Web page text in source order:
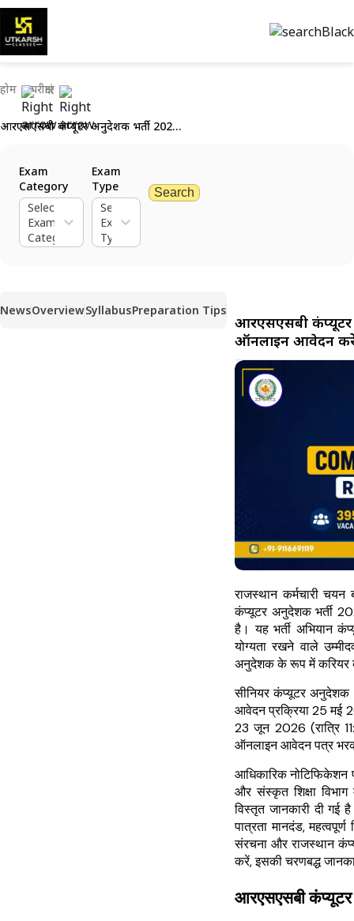
होम परीक्षाएं
आरएसएसबी कंप्यूटर अनुदेशक भर्ती 2026: 3951 रिक्तियां घोषित; ऑनलाइन आवेदन करें!
Exam
Category
Select
Exam
Category
Exam
Type
Select
Exam
Type
Search
NewsOverviewSyllabusPreparation Tips
आरएसएसबी कंप्यूटर
ऑनलाइन आवेदन
राजस्थान कर्मचारी चयन
कंप्यूटर अनुदेशक भर्ती
है। यह भर्ती अभियान
योग्यता रखने वाले
अनुदेशक के रूप में करियर
सीनियर कंप्यूटर
आवेदन प्रक्रिया 25 मई
23 जून 2026 (रात्रि
ऑनलाइन आवेदन पत्र
आधिकारिक नोटिफिकेशन
और संस्कृत शिक्षा
विस्तृत जानकारी दी
पात्रता मानदंड, महत्वपूर्ण
संरचना और राजस्थान
करें, इसकी चरणबद्ध
आरएसएसबी